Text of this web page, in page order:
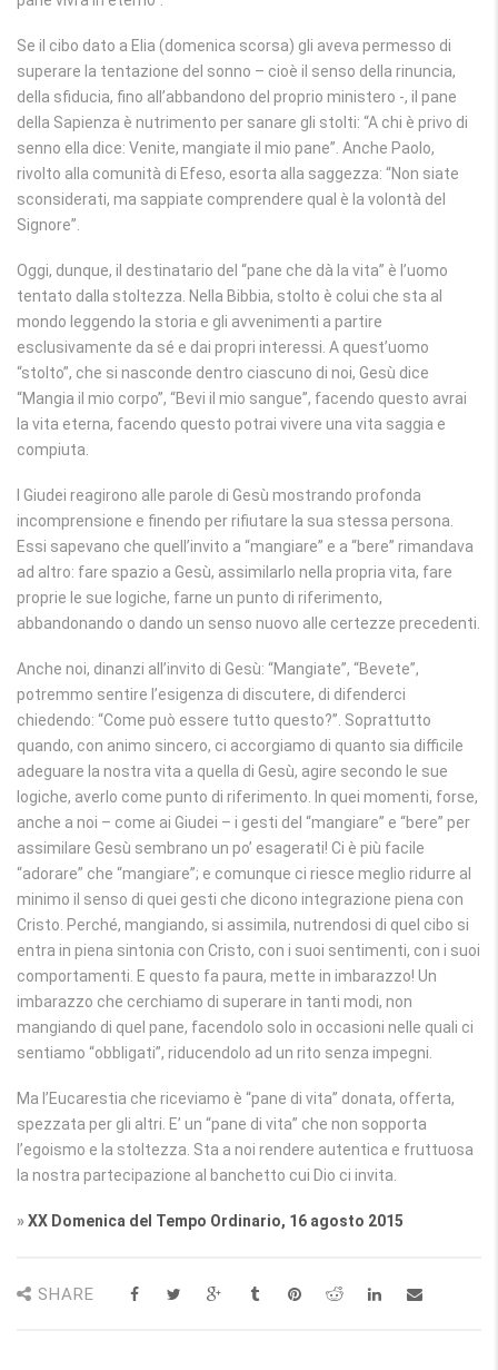
Se il cibo dato a Elia (domenica scorsa) gli aveva permesso di
superare la tentazione del sonno – cioè il senso della rinuncia,
della sfiducia, fino all’abbandono del proprio ministero -, il pane
della Sapienza è nutrimento per sanare gli stolti: “A chi è privo di
senno ella dice: Venite, mangiate il mio pane”. Anche Paolo,
rivolto alla comunità di Efeso, esorta alla saggezza: “Non siate
sconsiderati, ma sappiate comprendere qual è la volontà del
Signore”.
Oggi, dunque, il destinatario del “pane che dà la vita” è l’uomo
tentato dalla stoltezza. Nella Bibbia, stolto è colui che sta al
mondo leggendo la storia e gli avvenimenti a partire
esclusivamente da sé e dai propri interessi. A quest’uomo
“stolto”, che si nasconde dentro ciascuno di noi, Gesù dice
“Mangia il mio corpo”, “Bevi il mio sangue”, facendo questo avrai
la vita eterna, facendo questo potrai vivere una vita saggia e
compiuta.
I Giudei reagirono alle parole di Gesù mostrando profonda
incomprensione e finendo per rifiutare la sua stessa persona.
Essi sapevano che quell’invito a “mangiare” e a “bere” rimandava
ad altro: fare spazio a Gesù, assimilarlo nella propria vita, fare
proprie le sue logiche, farne un punto di riferimento,
abbandonando o dando un senso nuovo alle certezze precedenti.
Anche noi, dinanzi all’invito di Gesù: “Mangiate”, “Bevete”,
potremmo sentire l’esigenza di discutere, di difenderci
chiedendo: “Come può essere tutto questo?”. Soprattutto
quando, con animo sincero, ci accorgiamo di quanto sia difficile
adeguare la nostra vita a quella di Gesù, agire secondo le sue
logiche, averlo come punto di riferimento. In quei momenti, forse,
anche a noi – come ai Giudei – i gesti del “mangiare” e “bere” per
assimilare Gesù sembrano un po’ esagerati! Ci è più facile
“adorare” che “mangiare”; e comunque ci riesce meglio ridurre al
minimo il senso di quei gesti che dicono integrazione piena con
Cristo. Perché, mangiando, si assimila, nutrendosi di quel cibo si
entra in piena sintonia con Cristo, con i suoi sentimenti, con i suoi
comportamenti. E questo fa paura, mette in imbarazzo! Un
imbarazzo che cerchiamo di superare in tanti modi, non
mangiando di quel pane, facendolo solo in occasioni nelle quali ci
sentiamo “obbligati”, riducendolo ad un rito senza impegni.
Ma l’Eucarestia che riceviamo è “pane di vita” donata, offerta,
spezzata per gli altri. E’ un “pane di vita” che non sopporta
l’egoismo e la stoltezza. Sta a noi rendere autentica e fruttuosa
la nostra partecipazione al banchetto cui Dio ci invita.
» XX Domenica del Tempo Ordinario, 16 agosto 2015
SHARE